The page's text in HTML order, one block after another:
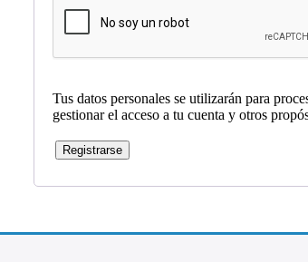
Tus datos personales se utilizarán para
gestionar el acceso a tu cuenta y otros
Registrarse